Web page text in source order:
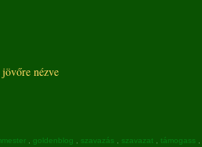
nézve
goldenblog szavazás szavazat támogass